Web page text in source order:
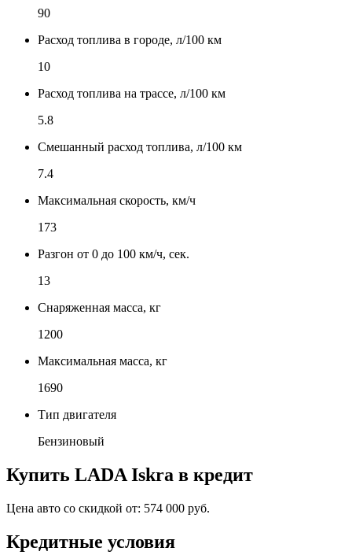
90
Расход топлива в городе, л/100 км
10
Расход топлива на трассе, л/100 км
5.8
Смешанный расход топлива, л/100 км
7.4
Максимальная скорость, км/ч
173
Разгон от 0 до 100 км/ч, сек.
13
Снаряженная масса, кг
1200
Максимальная масса, кг
1690
Тип двигателя
Бензиновый
Купить LADA Iskra в кредит
Цена авто со скидкой от: 574 000 руб.
Кредитные условия